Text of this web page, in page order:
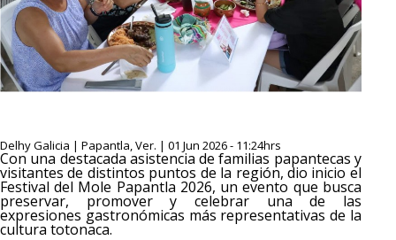
Delhy Galicia | Papantla, Ver. | 01 Jun 2026 - 11:24hrs
Con una destacada asistencia de familias papantecas y
visitantes de distintos puntos de la región, dio inicio el
Festival del Mole Papantla 2026, un evento que busca
preservar, promover y celebrar una de las
expresiones gastronómicas más representativas de la
cultura totonaca.